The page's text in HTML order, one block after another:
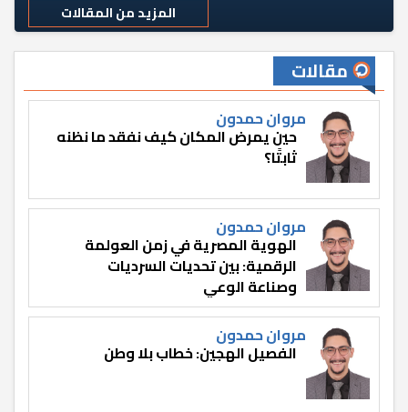
المزيد من المقالات
مقالات
مروان حمدون
حين يمرض المكان كيف نفقد ما نظنه
ثابتًا؟
مروان حمدون
الهوية المصرية في زمن العولمة
الرقمية: بين تحديات السرديات
وصناعة الوعي
مروان حمدون
الفصيل الهجين: خطاب بلا وطن